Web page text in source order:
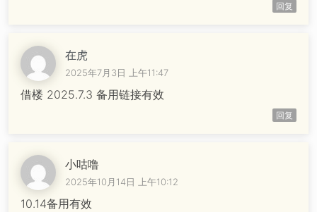
回复
在虎
2025年7月3日 上午11:47
借楼 2025.7.3 备用链接有效
回复
小咕噜
2025年10月14日 上午10:12
10.14备用有效